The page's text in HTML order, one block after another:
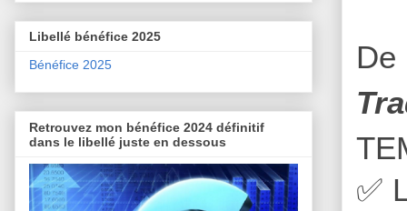
✅
Libellé bénéfice 2025
Bénéfice 2025
Retrouvez mon bénéfice 2024 définitif
dans le libellé juste en dessous